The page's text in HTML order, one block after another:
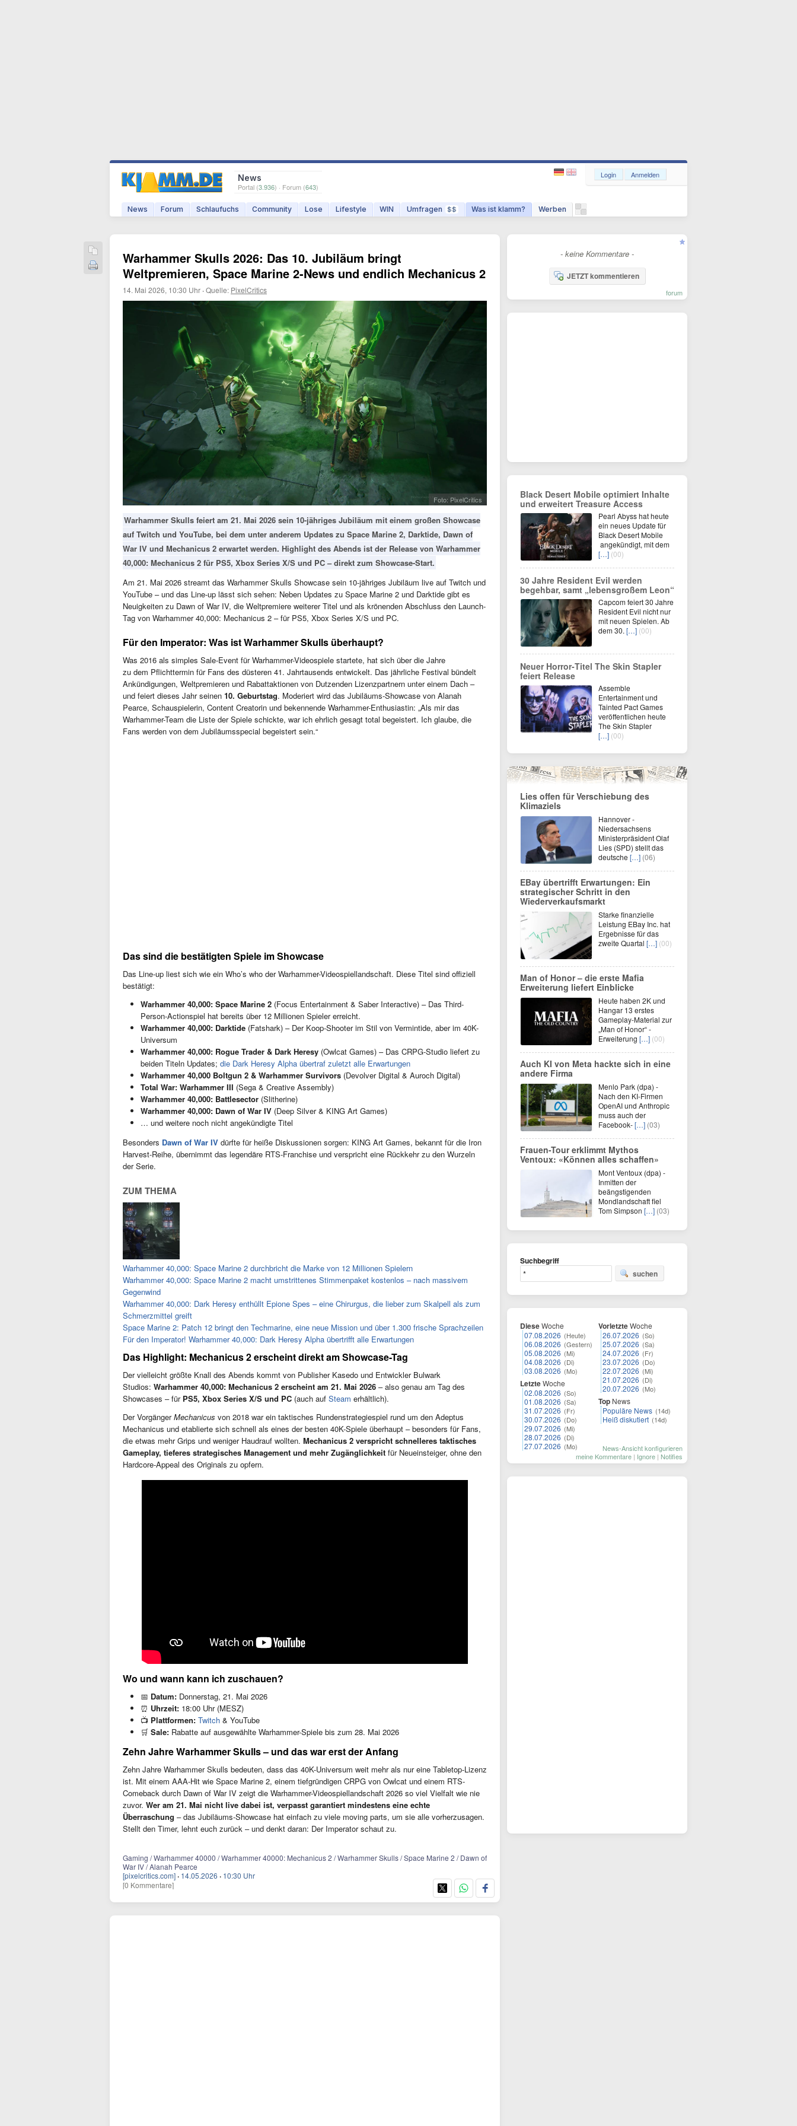
News
Portal (3.936) · Forum (643)
News Forum Schlaufuchs Community Lose Lifestyle WIN Umfragen $$ Was ist klamm? Werben
Login Anmelden
Warhammer Skulls 2026: Das 10. Jubiläum bringt
Weltpremieren, Space Marine 2-News und endlich Mechanicus 2
14. Mai 2026, 10:30 Uhr ·Quelle: PixelCritics
Foto: PixelCritics
Warhammer Skulls feiert am 21. Mai 2026 sein 10-jähriges Jubiläum mit einem großen Showcase
auf Twitch und YouTube, bei dem unter anderem Updates zu Space Marine 2, Darktide, Dawn of
War IV und Mechanicus 2 erwartet werden. Highlight des Abends ist der Release von Warhammer
40,000: Mechanicus 2 für PS5, Xbox Series X/S und PC – direkt zum Showcase-Start.
Am 21. Mai 2026 streamt das Warhammer Skulls Showcase sein 10-jähriges Jubiläum live auf Twitch und
YouTube – und das Line-up lässt sich sehen: Neben Updates zu Space Marine 2 und Darktide gibt es
Neuigkeiten zu Dawn of War IV, die Weltpremiere weiterer Titel und als krönenden Abschluss den Launch-
Tag von Warhammer 40,000: Mechanicus 2 – für PS5, Xbox Series X/S und PC.
Für den Imperator: Was ist Warhammer Skulls überhaupt?
Was 2016 als simples Sale-Event für Warhammer-Videospiele startete, hat sich über die Jahre
zu dem Pflichttermin für Fans des düsteren 41. Jahrtausends entwickelt. Das jährliche Festival bündelt
Ankündigungen, Weltpremieren und Rabattaktionen von Dutzenden Lizenzpartnern unter einem Dach –
und feiert dieses Jahr seinen 10. Geburtstag. Moderiert wird das Jubiläums-Showcase von Alanah
Pearce, Schauspielerin, Content Creatorin und bekennende Warhammer-Enthusiastin: „Als mir das
Warhammer-Team die Liste der Spiele schickte, war ich ehrlich gesagt total begeistert. Ich glaube, die
Fans werden von dem Jubiläumsspecial begeistert sein.“
Das sind die bestätigten Spiele im Showcase
Das Line-up liest sich wie ein Who’s who der Warhammer-Videospiellandschaft. Diese Titel sind offiziell
bestätigt:
Warhammer 40,000: Space Marine 2 (Focus Entertainment & Saber Interactive) – Das Third-
Person-Actionspiel hat bereits über 12 Millionen Spieler erreicht.
Warhammer 40,000: Darktide (Fatshark) – Der Koop-Shooter im Stil von Vermintide, aber im 40K-
Universum
Warhammer 40,000: Rogue Trader & Dark Heresy (Owlcat Games) – Das CRPG-Studio liefert zu
beiden Titeln Updates; die Dark Heresy Alpha übertraf zuletzt alle Erwartungen
Warhammer 40,000 Boltgun 2 & Warhammer Survivors (Devolver Digital & Auroch Digital)
Total War: Warhammer III (Sega & Creative Assembly)
Warhammer 40,000: Battlesector (Slitherine)
Warhammer 40,000: Dawn of War IV (Deep Silver & KING Art Games)
… und weitere noch nicht angekündigte Titel
Besonders Dawn of War IV dürfte für heiße Diskussionen sorgen: KING Art Games, bekannt für die Iron
Harvest-Reihe, übernimmt das legendäre RTS-Franchise und verspricht eine Rückkehr zu den Wurzeln
der Serie.
ZUM THEMA
Warhammer 40,000: Space Marine 2 durchbricht die Marke von 12 Millionen Spielern
Warhammer 40,000: Space Marine 2 macht umstrittenes Stimmenpaket kostenlos – nach massivem
Gegenwind
Warhammer 40,000: Dark Heresy enthüllt Epione Spes – eine Chirurgus, die lieber zum Skalpell als zum
Schmerzmittel greift
Space Marine 2: Patch 12 bringt den Techmarine, eine neue Mission und über 1.300 frische Sprachzeilen
Für den Imperator! Warhammer 40,000: Dark Heresy Alpha übertrifft alle Erwartungen
Das Highlight: Mechanicus 2 erscheint direkt am Showcase-Tag
Der vielleicht größte Knall des Abends kommt von Publisher Kasedo und Entwickler Bulwark
Studios: Warhammer 40,000: Mechanicus 2 erscheint am 21. Mai 2026 – also genau am Tag des
Showcases – für PS5, Xbox Series X/S und PC (auch auf Steam erhältlich).
Der VorgängerMechanicus von 2018 war ein taktisches Rundenstrategiespiel rund um den Adeptus
Mechanicus und etablierte sich schnell als eines der besten 40K-Spiele überhaupt – besonders für Fans,
die etwas mehr Grips und weniger Haudrauf wollten. Mechanicus 2 verspricht schnelleres taktisches
Gameplay, tieferes strategisches Management und mehr Zugänglichkeit für Neueinsteiger, ohne den
Hardcore-Appeal des Originals zu opfern.
Wo und wann kann ich zuschauen?
📅 Datum: Donnerstag, 21. Mai 2026
⏰ Uhrzeit: 18:00 Uhr (MESZ)
📺 Plattformen: Twitch & YouTube
🛒 Sale: Rabatte auf ausgewählte Warhammer-Spiele bis zum 28. Mai 2026
Zehn Jahre Warhammer Skulls – und das war erst der Anfang
Zehn Jahre Warhammer Skulls bedeuten, dass das 40K-Universum weit mehr als nur eine Tabletop-Lizenz
ist. Mit einem AAA-Hit wie Space Marine 2, einem tiefgründigen CRPG von Owlcat und einem RTS-
Comeback durch Dawn of War IV zeigt die Warhammer-Videospiellandschaft 2026 so viel Vielfalt wie nie
zuvor. Wer am 21. Mai nicht live dabei ist, verpasst garantiert mindestens eine echte
Überraschung – das Jubiläums-Showcase hat einfach zu viele moving parts, um sie alle vorherzusagen.
Stellt den Timer, lehnt euch zurück – und denkt daran: Der Imperator schaut zu.
Gaming / Warhammer 40000 / Warhammer 40000: Mechanicus 2 / Warhammer Skulls / Space Marine 2 / Dawn of
War IV / Alanah Pearce
[pixelcritics.com] · 14.05.2026 · 10:30 Uhr
[0 Kommentare]
- keine Kommentare -
JETZT kommentieren
forum
Black Desert Mobile optimiert Inhalte
und erweitert Treasure Access
Pearl Abyss hat heute
ein neues Update für
Black Desert Mobile
angekündigt, mit dem
[…] (00)
30 Jahre Resident Evil werden
begehbar, samt „lebensgroßem Leon“
Capcom feiert 30 Jahre
Resident Evil nicht nur
mit neuen Spielen. Ab
dem 30. […] (00)
Neuer Horror‑Titel The Skin Stapler
feiert Release
Assemble
Entertainment und
Tainted Pact Games
veröffentlichen heute
The Skin Stapler
[…] (00)
Lies offen für Verschiebung des
Klimaziels
Hannover -
Niedersachsens
Ministerpräsident Olaf
Lies (SPD) stellt das
deutsche […] (06)
EBay übertrifft Erwartungen: Ein
strategischer Schritt in den
Wiederverkaufsmarkt
Starke finanzielle
Leistung EBay Inc. hat
Ergebnisse für das
zweite Quartal […] (00)
Man of Honor – die erste Mafia
Erweiterung liefert Einblicke
Heute haben 2K und
Hangar 13 erstes
Gameplay-Material zur
„Man of Honor“ -
Erweiterung […] (00)
Auch KI von Meta hackte sich in eine
andere Firma
Menlo Park (dpa) -
Nach den KI-Firmen
OpenAI und Anthropic
muss auch der
Facebook-[…] (03)
Frauen-Tour erklimmt Mythos
Ventoux: «Können alles schaffen»
Mont Ventoux (dpa) -
Inmitten der
beängstigenden
Mondlandschaft fiel
Tom Simpson […] (03)
Suchbegriff
suchen
DieseWoche
07.08.2026 (Heute)
06.08.2026 (Gestern)
05.08.2026 (Mi)
04.08.2026 (Di)
03.08.2026 (Mo)
LetzteWoche
02.08.2026 (So)
01.08.2026 (Sa)
31.07.2026 (Fr)
30.07.2026 (Do)
29.07.2026 (Mi)
28.07.2026 (Di)
27.07.2026 (Mo)
VorletzteWoche
26.07.2026 (So)
25.07.2026 (Sa)
24.07.2026 (Fr)
23.07.2026 (Do)
22.07.2026 (Mi)
21.07.2026 (Di)
20.07.2026 (Mo)
Top News
Populäre News (14d)
Heiß diskutiert (14d)
News-Ansicht konfigurieren
meine Kommentare | Ignore | Notifies